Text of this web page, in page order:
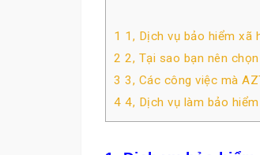
1 1, Dịch vụ bảo hiểm xã
2 2, Tại sao bạn nên
3 3, Các công việc mà
4 4, Dịch vụ làm bảo